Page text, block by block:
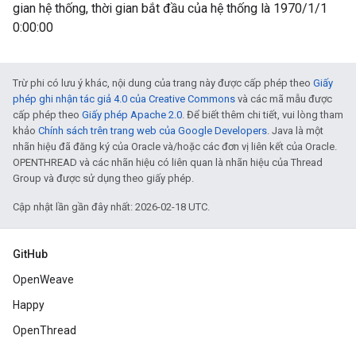
gian hệ thống, thời gian bắt đầu của hệ thống là 1970/1/1
0:00:00
Trừ phi có lưu ý khác, nội dung của trang này được cấp phép theo Giấy
phép ghi nhận tác giả 4.0 của Creative Commons và các mã mẫu được
cấp phép theo Giấy phép Apache 2.0. Để biết thêm chi tiết, vui lòng tham
khảo Chính sách trên trang web của Google Developers. Java là một
nhãn hiệu đã đăng ký của Oracle và/hoặc các đơn vị liên kết của Oracle.
OPENTHREAD và các nhãn hiệu có liên quan là nhãn hiệu của Thread
Group và được sử dụng theo giấy phép.
Cập nhật lần gần đây nhất: 2026-02-18 UTC.
GitHub
OpenWeave
Happy
OpenThread